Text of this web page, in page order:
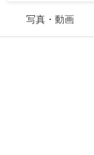
写真・動画